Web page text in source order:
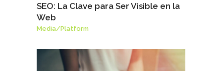
SEO: La Clave para Ser Visible en la
Web
Media/Platform